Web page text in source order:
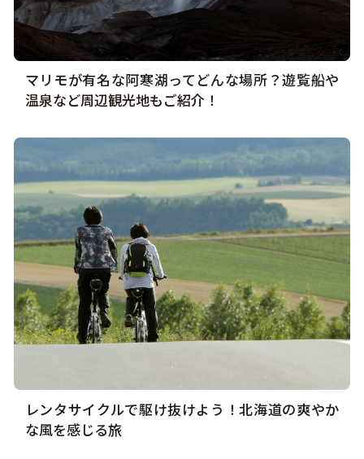
マリモが有名な阿寒湖ってどんな場所？遊覧船や
温泉など周辺観光地もご紹介！
レンタサイクルで駆け抜けよう！北海道の爽やか
な風を感じる旅